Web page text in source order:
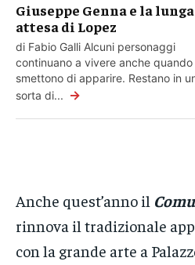
Giuseppe Genna e la lunga
attesa di Lopez
di Fabio Galli Alcuni personaggi
continuano a vivere anche quando
smettono di apparire. Restano in
sorta di... →
Anche quest’anno il
rinnova il tradizionale
con la grande arte a